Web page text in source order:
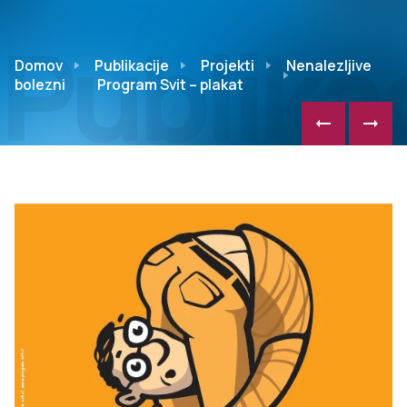
Domov Publikacije Projekti
Nenalezljive
bolezni
Program Svit – plakat